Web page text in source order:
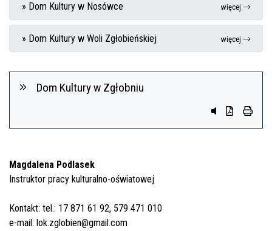
» Dom Kultury w Nosówce więcej
» Dom Kultury w Woli Zgłobieńskiej więcej
Dom Kultury w Zgłobniu
Przycisk
Przycisk do
Magdalena Podlasek
Instruktor pracy kulturalno-oświatowej
Kontakt: tel.: 17 871 61 92, 579 471 010
e-mail: lok.zglobien@gmail.com